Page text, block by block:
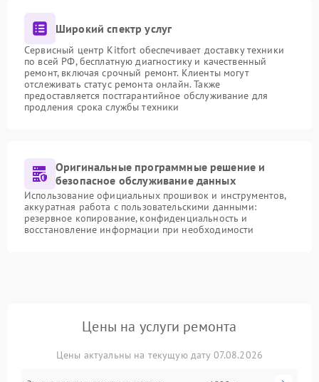
Широкий спектр услуг
Сервисный центр Kitfort обеспечивает доставку техники
по всей РФ, бесплатную диагностику и качественный
ремонт, включая срочный ремонт. Клиенты могут
отслеживать статус ремонта онлайн. Также
предоставляется постгарантийное обслуживание для
продления срока службы техники
Оригинальные программные решение и
безопасное обслуживание данных
Использование официальных прошивок и инструментов,
аккуратная работа с пользовательскими данными:
резервное копирование, конфиденциальность и
восстановление информации при необходимости
Цены на услуги ремонта
Цены актуальны на текущую дату 07.08.2026